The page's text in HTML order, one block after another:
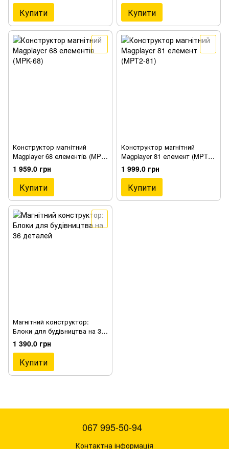
Купити Купити
Конструктор магнітний
Magplayer 68 елементів (MPK-
68)
1 959.0 грн
Купити
Конструктор магнітний
Magplayer 81 елемент (MPT2-
81)
1 999.0 грн
Купити
Магнітний конструктор:
Блоки для будівництва на 36
деталей
1 390.0 грн
Купити
067 995-50-94
Контактна інформація